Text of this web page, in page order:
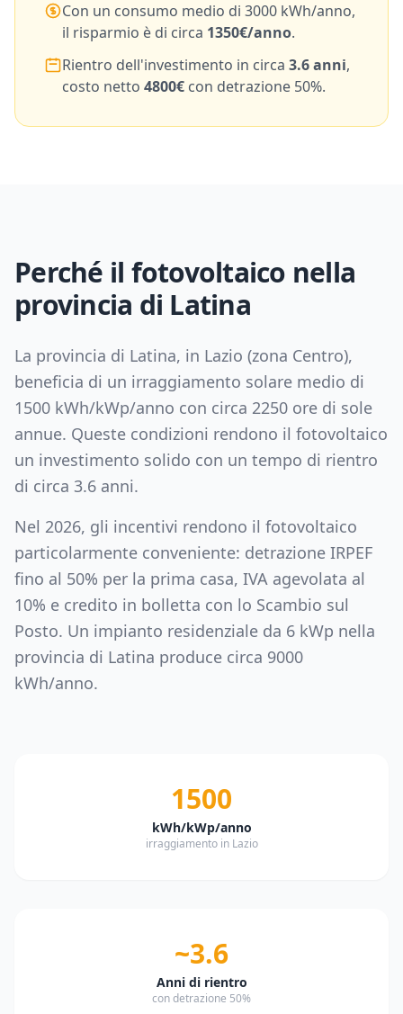
Con un consumo medio di 3000 kWh/anno,
il risparmio è di circa 1350€/anno.
Rientro dell'investimento in circa 3.6anni,
costo netto 4800€ con detrazione 50%.
Perché il fotovoltaico nella
provincia di Latina
La provincia di Latina, in Lazio (zona Centro),
beneficia di un irraggiamento solare medio di
1500 kWh/kWp/anno con circa 2250 ore di sole
annue. Queste condizioni rendono il fotovoltaico
un investimento solido con un tempo di rientro
di circa 3.6 anni.
Nel 2026, gli incentivi rendono il fotovoltaico
particolarmente conveniente: detrazione IRPEF
fino al 50% per la prima casa, IVA agevolata al
10% e credito in bolletta con lo Scambio sul
Posto. Un impianto residenziale da 6 kWp nella
provincia di Latina produce circa 9000
kWh/anno.
1500
kWh/kWp/anno
irraggiamento in Lazio
~3.6
Anni di rientro
con detrazione 50%